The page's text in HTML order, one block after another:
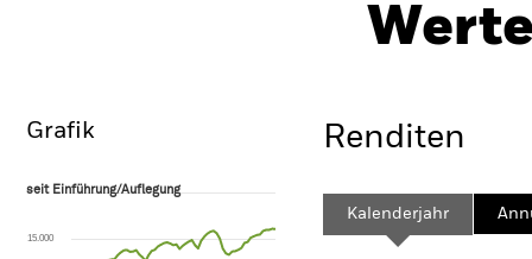
Grafik
seit Einführung/Auflegung
The chart has 1 X axis displaying Time. Range: 2010-01-01 00:00:00 to
The chart has 1 Y axis displaying values. Range: -50 to 100.
seit Einführung/Auflegung
15.000
Renditen
Kalenderjahr